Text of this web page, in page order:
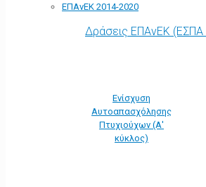
ΕΠΑνΕΚ 2014-2020
Δράσεις ΕΠΑνΕΚ (ΕΣΠΑ
Ενίσχυση
Αυτοαπασχόλησης
Πτυχιούχων (Α'
κύκλος)